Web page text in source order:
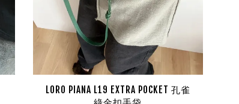
LORO PIANA L19 EXTRA POCKET 孔雀